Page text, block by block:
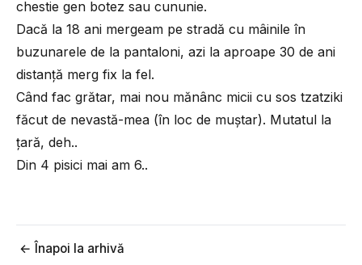
chestie gen botez sau cununie.
Dacă la 18 ani mergeam pe stradă cu mâinile în
buzunarele de la pantaloni, azi la aproape 30 de ani
distanță merg fix la fel.
Când fac grătar, mai nou mănânc micii cu sos tzatziki
făcut de nevastă-mea (în loc de muștar). Mutatul la
țară, deh..
Din 4 pisici mai am 6..
← Înapoi la arhivă